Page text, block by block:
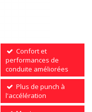
Confort et
performances de
conduite améliorées
Plus de punch à
l'accélération